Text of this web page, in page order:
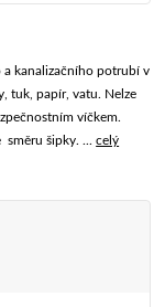
kanalizačního potrubí v
tuk, papír, vatu. Nelze
víčkem.
směru šipky. ...celý